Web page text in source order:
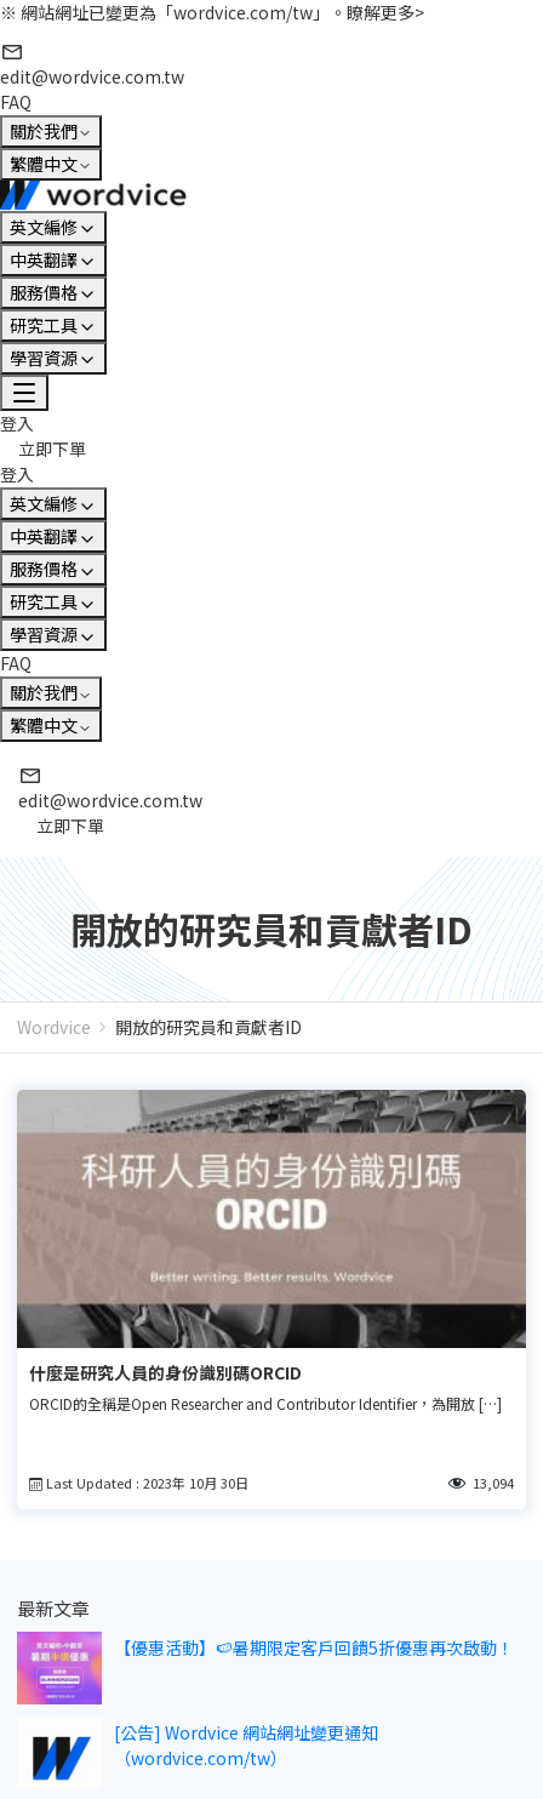
※ 網站網址已變更為「wordvice.com/tw」。 瞭解更多>
edit@wordvice.com.tw
FAQ
關於我們
繁體中文
英文編修
中英翻譯
服務價格
研究工具
學習資源
登入
立即下單
登入
英文編修
中英翻譯
服務價格
研究工具
學習資源
FAQ
關於我們
繁體中文
edit@wordvice.com.tw
立即下單
開放的研究員和貢獻者ID
Wordvice 開放的研究員和貢獻者ID
什麼是研究人員的身份識別碼ORCID
ORCID的全稱是Open Researcher and Contributor Identifier，為開放 […]
Last Updated : 2023年 10月 30日 13,094
最新文章
【優惠活動】🍉暑期限定客戶回饋5折優惠再次啟動！
[公告] Wordvice 網站網址變更通知
（wordvice.com/tw）